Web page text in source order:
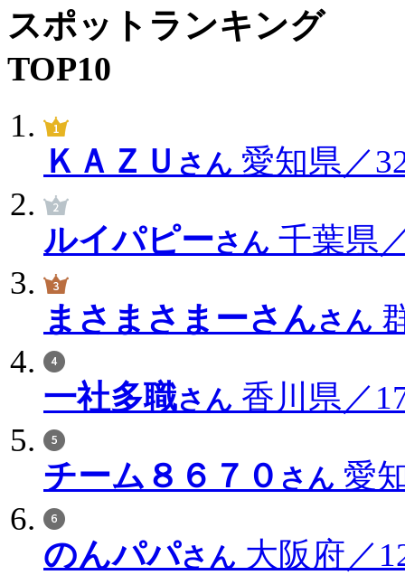
スポットランキング
TOP10
ＫＡＺＵ さん 愛知県／
ルイパピーさん 千葉県
まさまさまーさんさん
一社多職さん 香川県／
チーム８６７０ さん 愛
のんパパさん 大阪府／